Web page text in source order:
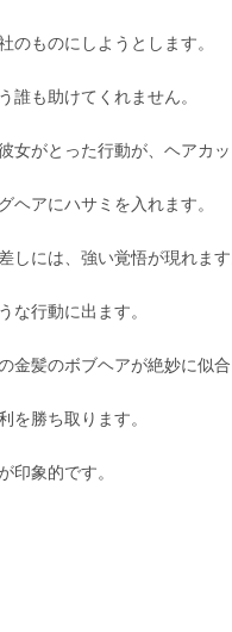
のものにしようとします。
誰も助けてくれません。
女がとった行動が、ヘアカッ
ヘアにハサミを入れます。
しには、強い覚悟が現れます
な行動に出ます。
髪のボブヘアが絶妙に似
を勝ち取ります。
印象的です。